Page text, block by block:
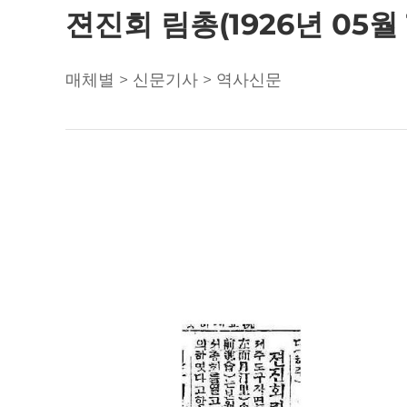
젼진회 림총(1926년 05월
매체별 > 신문기사 > 역사신문